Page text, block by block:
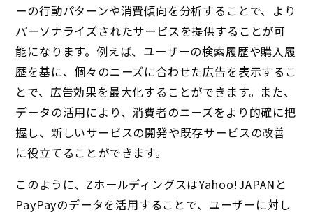
ーの行動パターンや消費傾向を分析することで、より
パーソナライズされたサービスを提供することが可
能になります。例えば、ユーザーの検索履歴や購入履
歴を基に、個々のニーズに合わせた広告を表示するこ
とで、広告効果を最大化することができます。また、
データの活用により、消費者のニーズをより的確に把
握し、新しいサービスの開発や既存サービスの改善
に役立てることができます。
このように、ZホールディングスはYahoo!JAPANと
PayPayのデータを活用することで、ユーザーに対し